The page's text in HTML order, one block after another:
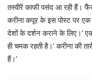
तस्वीरें काफी पसंद आ रही हैं।
करीना कपूर के इस पोस्ट पर
देशों के दर्शन कराने के लिए।’
ही चमक रहती है।’ करीना की
हैं।’